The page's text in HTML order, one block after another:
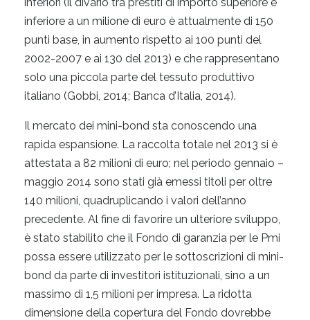
inferiore a un milione di euro è attualmente di 150
punti base, in aumento rispetto ai 100 punti del
2002-2007 e ai 130 del 2013) e che rappresentano
solo una piccola parte del tessuto produttivo
italiano (Gobbi, 2014; Banca d’Italia, 2014).
Il mercato dei mini-bond sta conoscendo una
rapida espansione. La raccolta totale nel 2013 si è
attestata a 82 milioni di euro; nel periodo gennaio –
maggio 2014 sono stati già emessi titoli per oltre
140 milioni, quadruplicando i valori dell’anno
precedente. Al fine di favorire un ulteriore sviluppo,
è stato stabilito che il Fondo di garanzia per le Pmi
possa essere utilizzato per le sottoscrizioni di mini-
bond da parte di investitori istituzionali, sino a un
massimo di 1,5 milioni per impresa. La ridotta
dimensione della copertura del Fondo dovrebbe